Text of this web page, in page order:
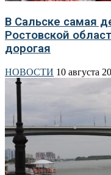
В Сальске самая
Ростовской
дорогая
НОВОСТИ 10 августа